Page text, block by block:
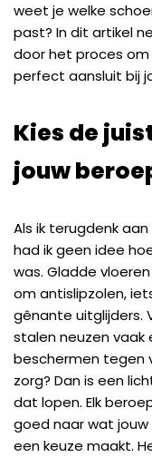
weet je welke
past? In dit artikel
door het proces
perfect aansluit bij
Kies de
jouw
Als ik terugdenk
had ik geen idee
was. Gladde
om antislipzolen,
gênante uitglijders.
stalen neuzen
beschermen tegen
zorg? Dan is een
dat lopen. Elk
goed naar wat
een keuze maakt.